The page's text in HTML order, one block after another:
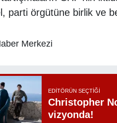
parti örgütüne birlik ve
Merkezi
EDITÖRÜN SEÇTIĞI
Christopher
vizyonda!